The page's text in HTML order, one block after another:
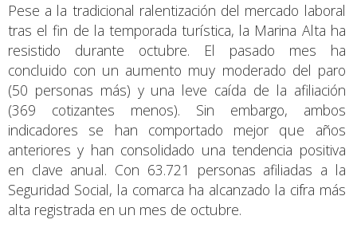
Pese a la tradicional ralentización del mercado laboral
tras el fin de la temporada turística, la Marina Alta ha
resistido durante octubre. El pasado mes ha
concluido con un aumento muy moderado del paro
(50 personas más) y una leve caída de la afiliación
(369 cotizantes menos). Sin embargo, ambos
indicadores se han comportado mejor que años
anteriores y han consolidado una tendencia positiva
en clave anual. Con 63.721 personas afiliadas a la
Seguridad Social, la comarca ha alcanzado la cifra más
alta registrada en un mes de octubre.